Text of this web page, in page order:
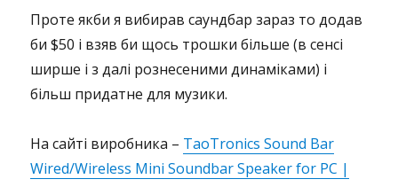
Проте якби я вибирав саундбар зараз то додав
би $50 і взяв би щось трошки більше (в сенсі
ширше і з далі рознесеними динаміками) і
більш придатне для музики.
На сайті виробника – TaoTronics Sound Bar
Wired/Wireless Mini Soundbar Speaker for PC |